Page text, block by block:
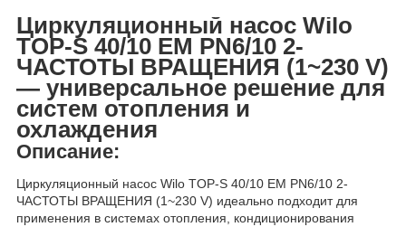
Циркуляционный насос Wilo
TOP-S 40/10 EM PN6/10 2-
ЧАСТОТЫ ВРАЩЕНИЯ (1~230 V)
— универсальное решение для
систем отопления и
охлаждения
Описание:
Циркуляционный насос Wilo TOP-S 40/10 EM PN6/10 2-
ЧАСТОТЫ ВРАЩЕНИЯ (1~230 V) идеально подходит для
применения в системах отопления, кондиционирования